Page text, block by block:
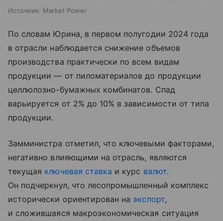
Источник: Market Power
По словам Юрина, в первом полугодии 2024 года
в отрасли наблюдается снижение объемов
производства практически по всем видам
продукции — от пиломатериалов до продукции
целлюлозно-бумажных комбинатов. Спад
варьируется от 2% до 10% в зависимости от типа
продукции.
Замминистра отметил, что ключевыми факторами,
негативно влияющими на отрасль, являются
текущая ключевая ставка и курс валют.
Он подчеркнул, что лесопромышленный комплекс
исторически ориентирован на экспорт,
и сложившаяся макроэкономическая ситуация